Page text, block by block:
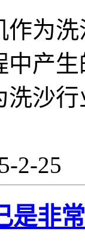
作为
中产
洗沙
2-25
是非